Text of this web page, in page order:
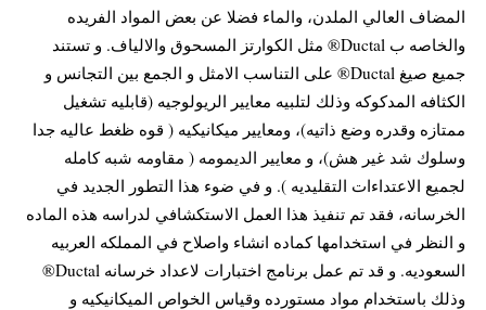
المضاف العالي الملدن، والماء فضلا عن بعض المواد الفريده
والخاصه ب Ductal® مثل الكوارتز المسحوق والالياف. و تستند
جميع صيغ Ductal® على التناسب الامثل و الجمع بين التجانس و
الكثافه المدكوكه وذلك لتلبيه معايير الريولوجيه (قابليه تشغيل
ممتازه وقدره وضع ذاتيه)، ومعايير ميكانيكيه ( قوه ظغط عاليه جدا
وسلوك شد غير هش)، و معايير الديمومه ( مقاومه شبه كامله
لجميع الاعتداءات التقليديه ). و في ضوء هذا التطور الجديد في
الخرسانه، فقد تم تنفيذ هذا العمل الاستكشافي لدراسه هذه الماده
و النظر في استخدامها كماده انشاء واصلاح في المملكه العربيه
السعوديه. و قد تم عمل برنامج اختبارات لاعداد خرسانه Ductal®
وذلك باستخدام مواد مستورده وقياس الخواص الميكانيكيه و